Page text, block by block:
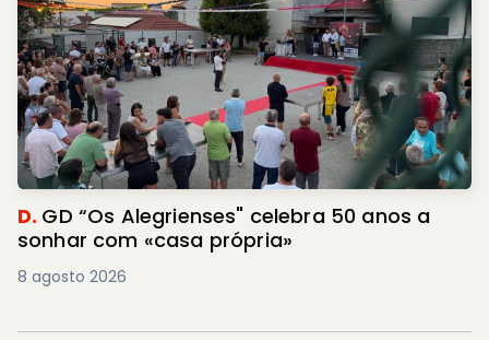
D. GD “Os Alegrienses" celebra 50 anos a
sonhar com «casa própria»
8 agosto 2026